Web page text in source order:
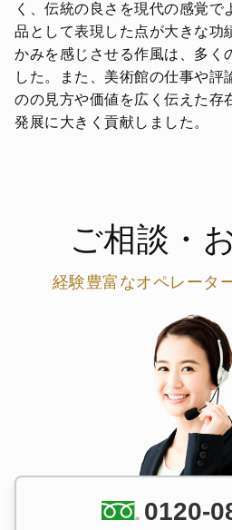
く、伝統の良さを現代の感覚で
品として表現した点が大きな功
かみを感じさせる作風は、多く
した。また、美術館の仕事や評
のの見方や価値を広く伝えた存
発展に大きく貢献しました。
ご相談・
経験豊富なオペレータ
0120-